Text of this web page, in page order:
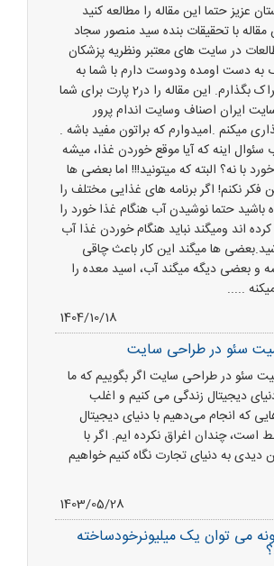
عزیز حتما این مقاله را مطالعه کنید
مقاله با تحقیقات بنده سید منصور سجاد
در سایت های معتبر ونظریه پزشکان
به دست اومده ودوست دارم با شما به
اشتراک بگذارم. این مقاله را در2 پارت برای شما
ایران اصناف وسایت اندام پرور
میکنم .امیدوارم که براتون مفید باشه .
اینه که آیا موقع خوردن غذا، میشه
با نه؟ البته که میتونید!!! اما بعضی ها
فکر نکنم! اگر برنامه های غذایی مختلف را
باشید حتما نوشیدن آب هنگام غذا خورد را
اند ومیگند نباید هنگام خوردن غذا آب
ها میگند این کار باعث چاقی
و بعضی دیگه میگند آب، اسید معده را
.....
1404/10/18
سئو در طراحی سایت
سئو در طراحی سایت اگر بگوییم که ما
دیجیتال زندگی می کنیم و اغلب
که انجام می‌دهیم با دنیای دیجیتال
است، چندان اغراق نکرده ایم. اگر با
دیدی به دنیای تجارت نگاه کنیم خواهیم
1403/05/28
می توان یک میلیونرخودساخته